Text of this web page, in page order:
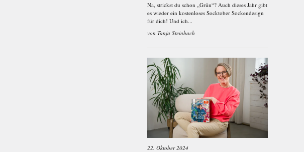
Na, strickst du schon „Grün“? Auch dieses Jahr gibt
es wieder ein kostenloses Socktober Sockendesign
für dich! Und ich...
von Tanja Steinbach
22. Oktober 2024